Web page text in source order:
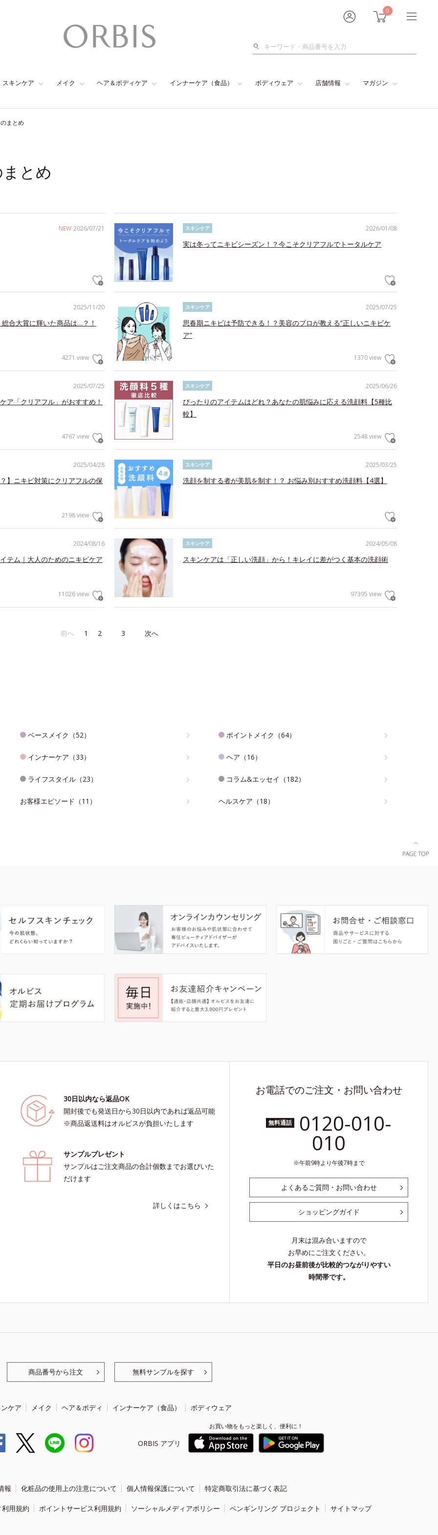
0
検
スキンケア メイク ヘア＆ボディケア インナーケア（食品） ボディウェア 店舗情報 マガジン
まとめ
とめ
NEW 2026/07/21 2026/01/08
スキンケア
実は冬ってニキビシーズン！？今こそクリアフルでトータルケア
2025/11/20
合大賞に輝いた商品は…？！
4271 view
2025/07/25
スキンケア
思春期ニキビは予防できる！？美容のプロが教える“正しいニキビケ
ア”
1370 view
2025/07/25
ア「クリアフル」がおすすめ！
4767 view
2025/06/26
スキンケア
ぴったりのアイテムはどれ？あなたの肌悩みに応える洗顔料【5種比
較】
2548 view
2025/04/28
】ニキビ対策にクリアフルの保
2198 view
2025/03/25
スキンケア
洗顔を制する者が美肌を制す！？ お悩み別おすすめ洗顔料【4選】
2024/08/16
テム｜大人のためのニキビケア
11026 view
2024/05/08
スキンケア
スキンケアは「正しい洗顔」から！キレイに差がつく基本の洗顔術
97395 view
前へ 1 2 3 次へ
ベースメイク（52） ポイントメイク（64）
インナーケア（33） ヘア（16）
ライフスタイル（23） コラム&エッセイ（182）
お客様エピソード（11） ヘルスケア（18）
30日以内なら返品OK
開封後でも発送日から30日以内であれば返品可能
※商品返送料はオルビスが負担いたします
サンプルプレゼント
サンプルはご注文商品の合計個数までお選びいた
だけます
詳しくはこちら
お電話でのご注文・お問い合わせ
無料通話 0120-010-
010
午前9時より午後7時まで
よくあるご質問・お問い合わせ
ショッピングガイド
月末は混み合いますので
お早めにご注文ください。
平日のお昼前後が比較的つながりやすい
時間帯です。
商品番号から注文 無料サンプルを探す
ケア メイク ヘア＆ボディ インナーケア（食品） ボディウェア
ORBIS アプリ
お買い物をもっと楽しく、便利に！
報 化粧品の使用上の注意について 個人情報保護について 特定商取引法に基づく表記
用規約 ポイントサービス利用規約 ソーシャルメディアポリシー ペンギンリング プロジェクト サイトマップ